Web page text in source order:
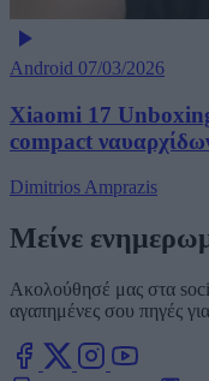
Android 07/03/2026
Xiaomi 17
compact
Dimitrios Amprazis
Μείνε
Ακολούθησέ μας στα
αγαπημένες σου πηγές